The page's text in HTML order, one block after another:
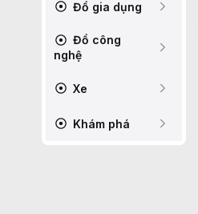
Đồ gia dụng
Đồ công
nghệ
Xe
Khám phá